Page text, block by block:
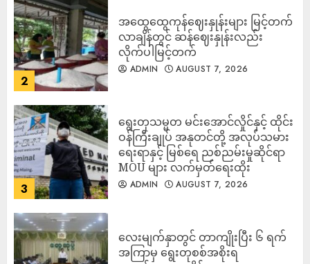
2
အထွေထွေကုန်ဈေးနှုန်းများ မြင့်တက်
လာချိန်တွင် ဆန်ဈေးနှုန်းလည်း
လိုက်ပါမြင့်တက်
ADMIN AUGUST 7, 2026
3
ရွေးတုသမ္မတ မင်းအောင်လှိုင်နှင့် ထိုင်း
ဝန်ကြီးချုပ် အနုတင်တို့ အလုပ်သမား
ရေးရာနှင့် မြစ်ရေ ညစ်ညမ်းမှုဆိုင်ရာ
MOU များ လက်မှတ်ရေးထိုး
ADMIN AUGUST 7, 2026
လေးမျက်နှာတွင် တာကျိုးပြီး ၆ ရက်
အကြာမှ ရွေးတုစစ်အစိုးရ